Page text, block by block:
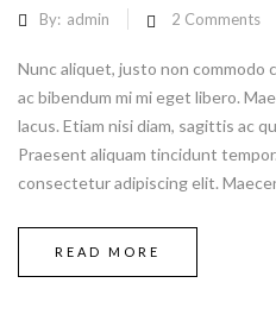
By: admin 2 Comments
Nunc aliquet, justo non commodo
ac bibendum mi mi eget libero.
lacus. Etiam nisi diam, sagittis ac
Praesent aliquam tincidunt
consectetur adipiscing elit.
READ MORE